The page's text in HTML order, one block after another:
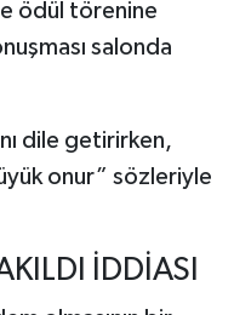
ödül törenine
salonda
dile getirirken,
onur” sözleriyle
İDDİASI